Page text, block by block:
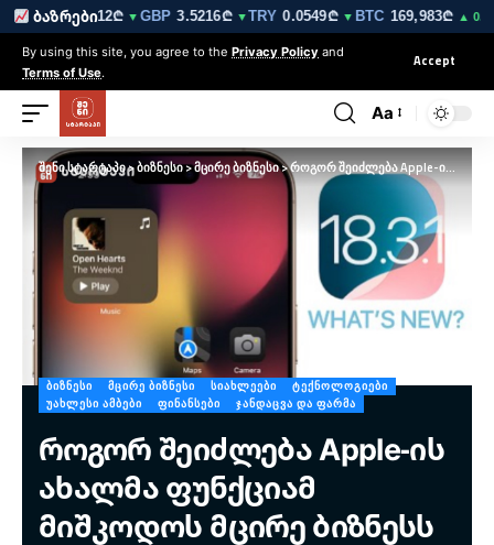
ბაზრები
▼EUR3.0212₾▼ GBP3.5216₾▼TRY0.0549₾▼ BTC169,983₾▲ 0.4%
By using this site, you agree to the Privacy Policy and
Terms of Use.
Accept
Aa
შენი სტარტაპი>ბიზნესი>მცირე ბიზნესი>როგორ შეიძლება Apple-ის ახალმა ფუნქციამ მიშკოდოს მცირე ბიზნესს — ციფრული უსაფრთხოების გზამკვლევი
ᲑᲘᲖᲜᲔᲡᲘ ᲛᲪᲘᲠᲔ ᲑᲘᲖᲜᲔᲡᲘ ᲡᲘᲐᲮᲚᲔᲔᲑᲘ
ᲢᲔᲥᲜᲝᲚᲝᲒᲘᲔᲑᲘ
ᲣᲐᲮᲚᲔᲡᲘ ᲐᲛᲑᲔᲑᲘ
ᲤᲘᲜᲐᲜᲡᲔᲑᲘ ᲯᲐᲜᲓᲐᲪᲕᲐ ᲓᲐ ᲤᲐᲠᲛᲐ
როგორ შეიძლება Apple-ის
ახალმა ფუნქციამ
მიშკოდოს მცირე ბიზნესს